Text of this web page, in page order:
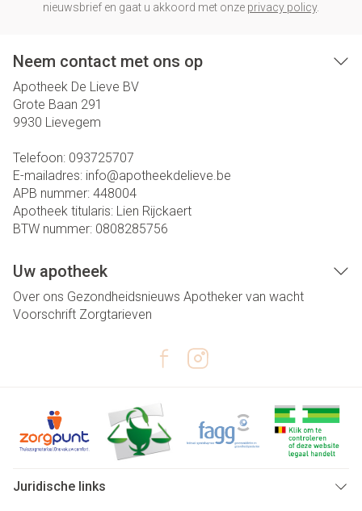
nieuwsbrief en gaat u akkoord met onze privacy policy.
Neem contact met ons op
Apotheek De Lieve BV
Grote Baan 291
9930 Lievegem
Telefoon: 093725707
E-mailadres: info@apotheekdelieve.be
APB nummer: 448004
Apotheek titularis: Lien Rijckaert
BTW nummer: 0808285756
Uw apotheek
Over ons Gezondheidsnieuws Apotheker van wacht
Voorschrift Zorgtarieven
Juridische links